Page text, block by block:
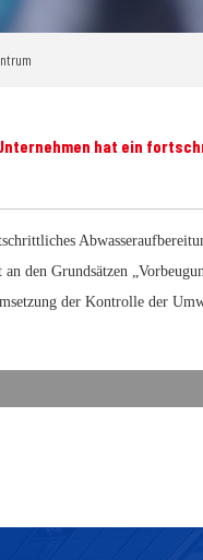
hat ein
den Grundsätzen
der Kontrolle der